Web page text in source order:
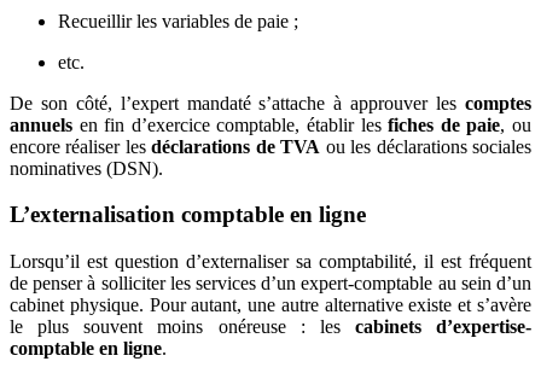
Recueillir les variables de paie ;
etc.
De son côté, l’expert mandaté s’attache à approuver les comptes
annuels en fin d’exercice comptable, établir lesfiches de paie, ou
encore réaliser lesdéclarations de TVA ou les déclarations sociales
nominatives (DSN).
L’externalisation comptable en ligne
Lorsqu’il est question d’externaliser sa comptabilité, il est fréquent
de penser à solliciter les services d’un expert-comptable au sein d’un
cabinet physique. Pour autant, une autre alternative existe et s’avère
le plus souvent moins onéreuse : les cabinets d’expertise-
comptable en ligne.